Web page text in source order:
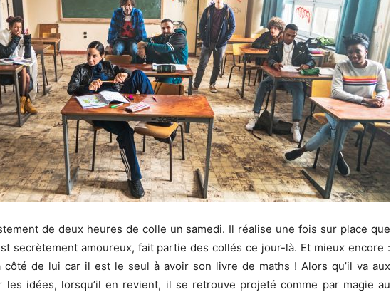
de deux heures de colle un samedi. Il réalise une fois sur place que
secrètement amoureux, fait partie des collés ce jour-là. Et mieux encore :
côté de lui car il est le seul à avoir son livre de maths ! Alors qu’il va aux
les idées, lorsqu’il en revient, il se retrouve projeté comme par magie au